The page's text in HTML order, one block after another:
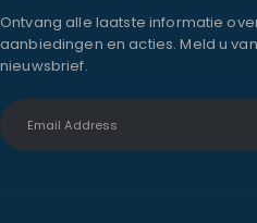
Ontvang alle laatste informatie
aanbiedingen en acties. Meld u
nieuwsbrief.